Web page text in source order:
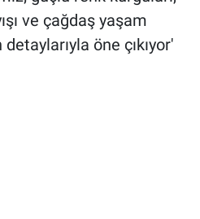
ve çağdaş yaşam
öne çıkıyor'